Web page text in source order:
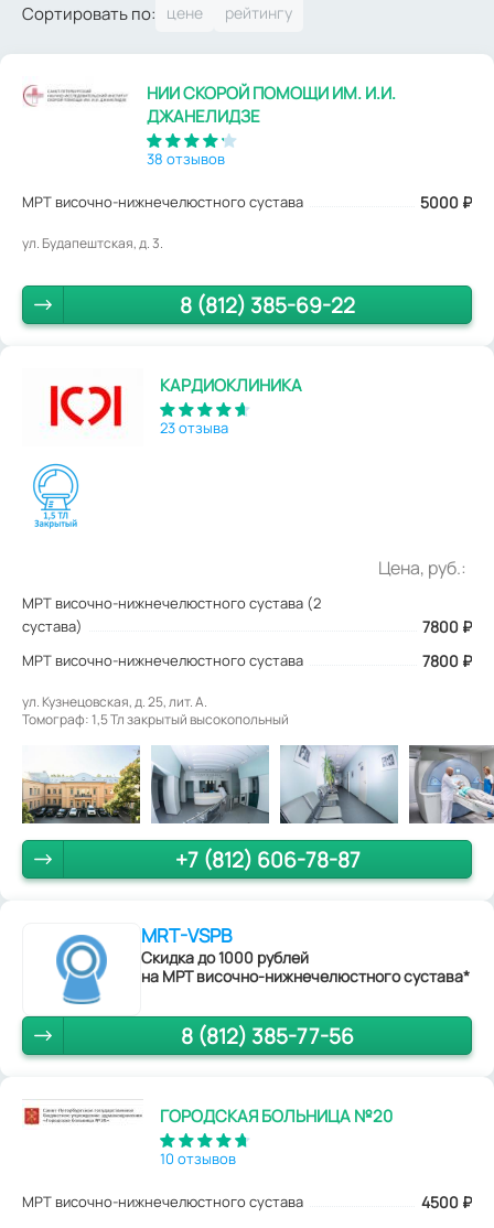
Сортировать по:
НИИ СКОРОЙ ПОМОЩИ ИМ. И.И.
ДЖАНЕЛИДЗЕ
38 отзывов
МРТ височно-нижнечелюстного сустава 5000 ₽
ул. Будапештская, д. 3.
8 (812) 385-69-22
КАРДИОКЛИНИКА
23 отзыва
Цена, руб.:
МРТ височно-нижнечелюстного сустава (2
сустава)
7800 ₽
МРТ височно-нижнечелюстного сустава 7800 ₽
ул. Кузнецовская, д. 25, лит. А.
Томограф: 1,5 Тл закрытый высокопольный
+7 (812) 606-78-87
MRT-VSPB
Скидка до 1000 рублей
на МРТ височно-нижнечелюстного сустава*
8 (812) 385-77-56
ГОРОДСКАЯ БОЛЬНИЦА №20
10 отзывов
МРТ височно-нижнечелюстного сустава 4500 ₽